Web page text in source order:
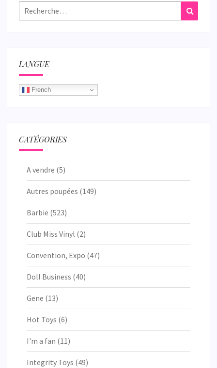
Rechercher :
LANGUE
French
CATÉGORIES
A vendre (5)
Autres poupées (149)
Barbie (523)
Club Miss Vinyl (2)
Convention, Expo (47)
Doll Business (40)
Gene (13)
Hot Toys (6)
I'm a fan (11)
Integrity Toys (49)